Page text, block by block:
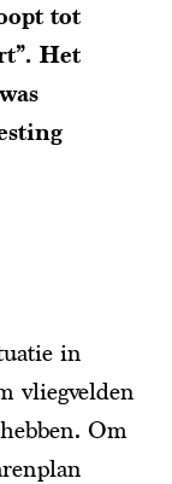
tot
Het
in
vliegvelden
Om